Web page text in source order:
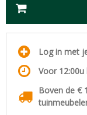
Log in met
Voor
Boven de €